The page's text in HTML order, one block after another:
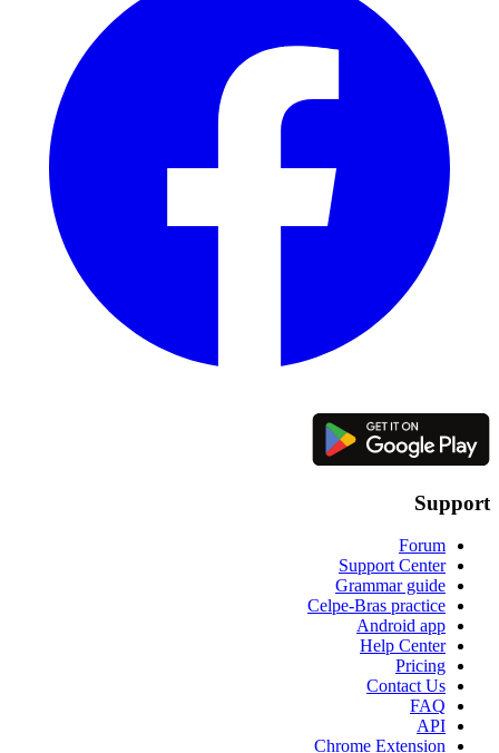
Support
Forum
Support Center
Grammar guide
Celpe-Bras practice
Android app
Help Center
Pricing
Contact Us
FAQ
API
Chrome Extension